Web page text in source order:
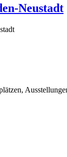
Neustadt